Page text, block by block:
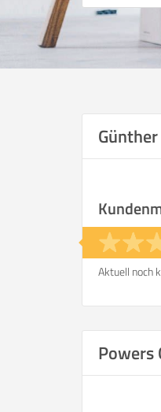
Aktuell noch
Powers